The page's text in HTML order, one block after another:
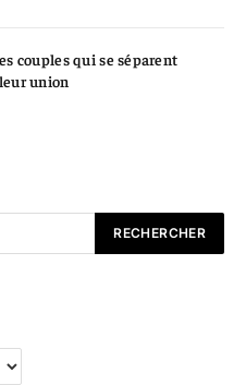
couples qui se séparent
union